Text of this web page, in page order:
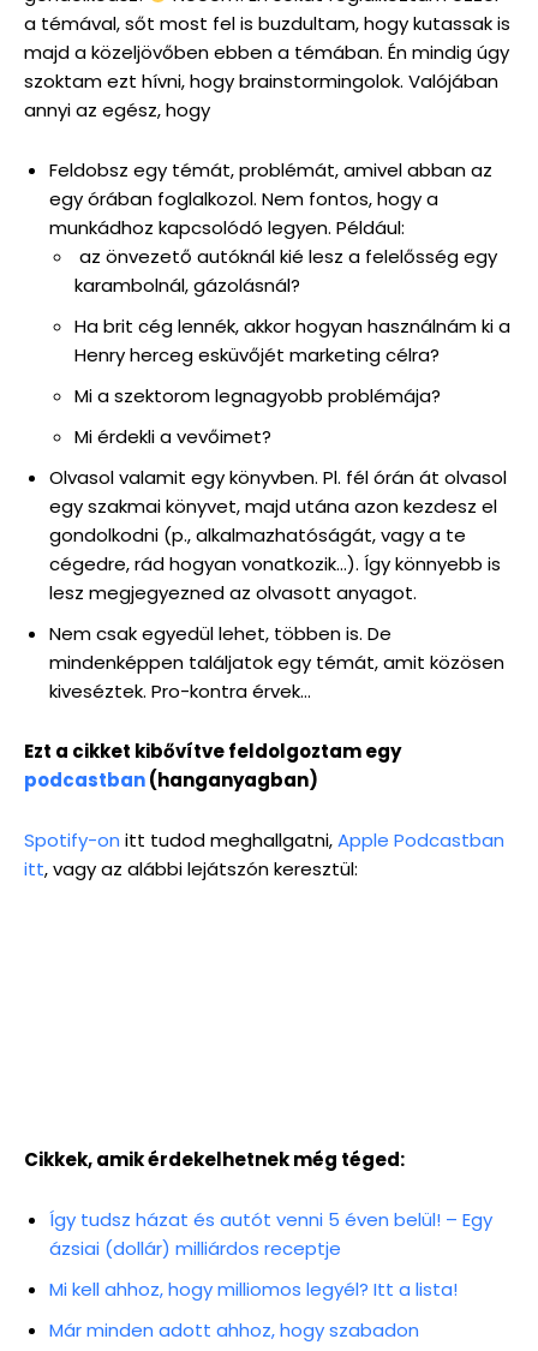
a témával, sőt most fel is buzdultam, hogy kutassak is
majd a közeljövőben ebben a témában. Én mindig úgy
szoktam ezt hívni, hogy brainstormingolok. Valójában
annyi az egész, hogy
Feldobsz egy témát, problémát, amivel abban az
egy órában foglalkozol. Nem fontos, hogy a
munkádhoz kapcsolódó legyen. Például:
az önvezető autóknál kié lesz a felelősség egy
karambolnál, gázolásnál?
Ha brit cég lennék, akkor hogyan használnám ki a
Henry herceg esküvőjét marketing célra?
Mi a szektorom legnagyobb problémája?
Mi érdekli a vevőimet?
Olvasol valamit egy könyvben. Pl. fél órán át olvasol
egy szakmai könyvet, majd utána azon kezdesz el
gondolkodni (p., alkalmazhatóságát, vagy a te
cégedre, rád hogyan vonatkozik…). Így könnyebb is
lesz megjegyezned az olvasott anyagot.
Nem csak egyedül lehet, többen is. De
mindenképpen találjatok egy témát, amit közösen
kiveséztek. Pro-kontra érvek…
Ezt a cikket kibővítve feldolgoztam egy
podcastban(hanganyagban)
Spotify-on itt tudod meghallgatni,Apple Podcastban
itt, vagy az alábbi lejátszón keresztül:
Cikkek, amik érdekelhetnek még téged:
Így tudsz házat és autót venni 5 éven belül! – Egy
ázsiai (dollár) milliárdos receptje
Mi kell ahhoz, hogy milliomos legyél? Itt a lista!
Már minden adott ahhoz, hogy szabadon